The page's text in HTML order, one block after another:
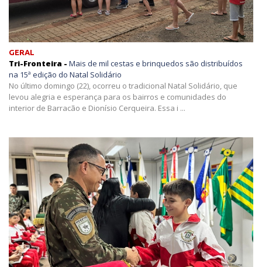
GERAL
Tri-Fronteira - Mais de mil cestas e brinquedos são distribuídos
na 15ª edição do Natal Solidário
No último domingo (22), ocorreu o tradicional Natal Solidário, que
levou alegria e esperança para os bairros e comunidades do
interior de Barracão e Dionísio Cerqueira. Essa i ...